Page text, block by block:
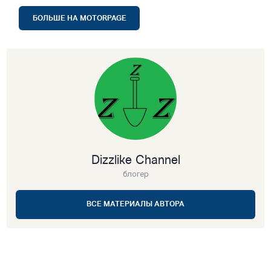
БОЛЬШЕ НА MOTORPAGE
Dizzlike Channel
блогер
ВСЕ МАТЕРИАЛЫ АВТОРА